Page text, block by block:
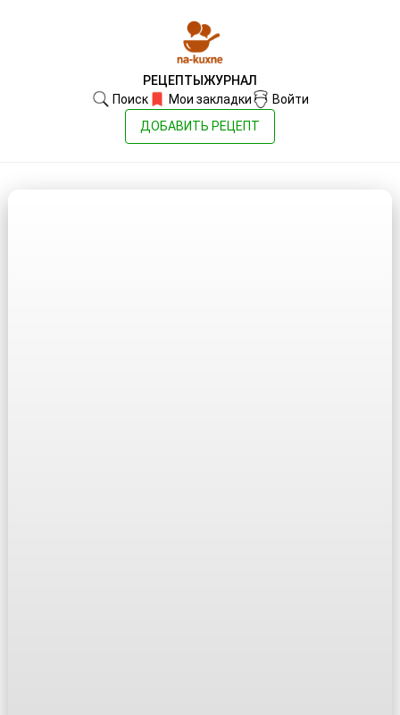
РЕЦЕПТЫ ЖУРНАЛ
Поиск
Мои закладки
Войти
ДОБАВИТЬ РЕЦЕПТ